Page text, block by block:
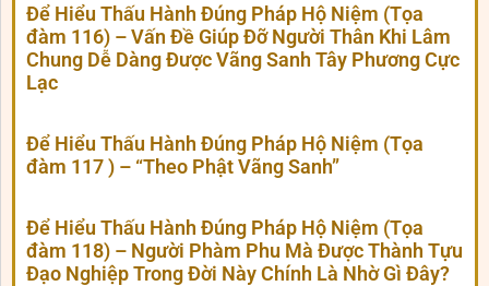
Để Hiểu Thấu Hành Đúng Pháp Hộ Niệm (Tọa
đàm 116) – Vấn Đề Giúp Đỡ Người Thân Khi Lâm
Chung Dễ Dàng Được Vãng Sanh Tây Phương Cực
Lạc
Để Hiểu Thấu Hành Đúng Pháp Hộ Niệm (Tọa
đàm 117 ) – “Theo Phật Vãng Sanh”
Để Hiểu Thấu Hành Đúng Pháp Hộ Niệm (Tọa
đàm 118) – Người Phàm Phu Mà Được Thành Tựu
Đạo Nghiệp Trong Đời Này Chính Là Nhờ Gì Đây?